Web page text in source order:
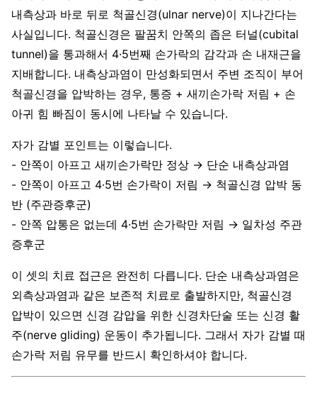
내측상과 바로 뒤로 척골신경(ulnar nerve)이 지나간다는
사실입니다. 척골신경은 팔꿈치 안쪽의 좁은 터널(cubital
tunnel)을 통과해서 4·5번째 손가락의 감각과 손 내재근을
지배합니다. 내측상과염이 만성화되면서 주변 조직이 부어
척골신경을 압박하는 경우, 통증 + 새끼손가락 저림 + 손
아귀 힘 빠짐이 동시에 나타날 수 있습니다.
자가 감별 포인트는 이렇습니다.
- 안쪽이 아프고 새끼손가락만 정상 → 단순 내측상과염
- 안쪽이 아프고 4·5번 손가락이 저림 → 척골신경 압박 동
반 (주관증후군)
- 안쪽 압통은 없는데 4·5번 손가락만 저림 → 일차성 주관
증후군
이 셋의 치료 접근은 완전히 다릅니다. 단순 내측상과염은
외측상과염과 같은 보존적 치료로 출발하지만, 척골신경
압박이 있으면 신경 감압을 위한 신경차단술 또는 신경 활
주(nerve gliding) 운동이 추가됩니다. 그래서 자가 감별 때
손가락 저림 유무를 반드시 확인하셔야 합니다.